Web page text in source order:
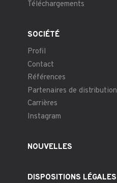
Téléchargements
SOCIÉTÉ
Profil
Contact
Références
Partenaires de distribution
Carrières
Instagram
NOUVELLES
DISPOSITIONS LÉGALES